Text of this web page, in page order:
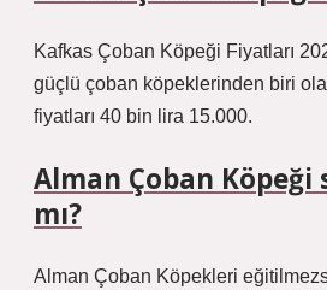
Kafkas Çoban Köpeği Fiyatları
güçlü çoban köpeklerinden biri
fiyatları 40 bin lira 15.000.
Alman Çoban Köpeği
mı?
Alman Çoban Köpekleri